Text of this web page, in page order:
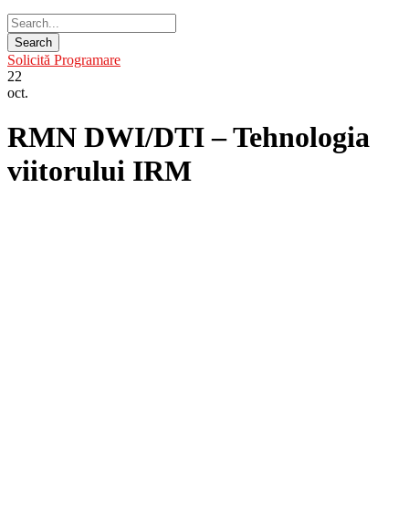
Solicită Programare
22
oct.
RMN DWI/DTI – Tehnologia
viitorului IRM